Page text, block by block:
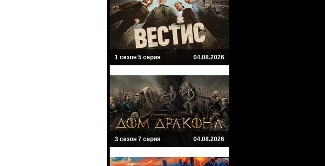
1 сезон 5 серия 04.08.2026
3 сезон 7 серия 04.08.2026